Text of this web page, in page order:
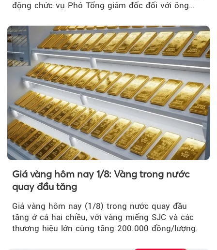
động chức vụ Phó Tổng giám đốc đối với ông
Giá vàng hôm nay 1/8: Vàng trong nước
quay đầu tăng
Giá vàng hôm nay (1/8) trong nước quay đầu
tăng ở cả hai chiều, với vàng miếng SJC và các
thương hiệu lớn cùng tăng 200.000 đồng/lượng.